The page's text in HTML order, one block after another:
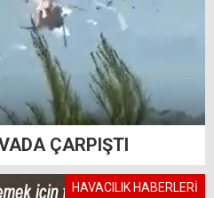
ÇARPIŞTI
HAVACILIK HABERLERİ